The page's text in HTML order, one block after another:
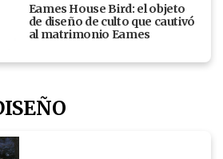
Eames House Bird: el objeto
de diseño de culto que cautivó
al matrimonio Eames